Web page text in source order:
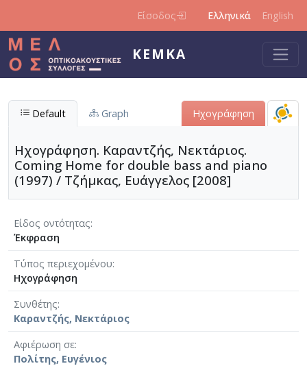
Είσοδος Ελληνικά English
ΚΕΜΚΑ
Default Graph Ηχογράφηση
Ηχογράφηση. Καραντζής, Νεκτάριος.
Coming Home for double bass and piano
(1997) / Τζήμκας, Ευάγγελος [2008]
Είδος οντότητας
Έκφραση
Τύπος περιεχομένου
Ηχογράφηση
Συνθέτης
Καραντζής, Νεκτάριος
Αφιέρωση σε
Πολίτης, Ευγένιος